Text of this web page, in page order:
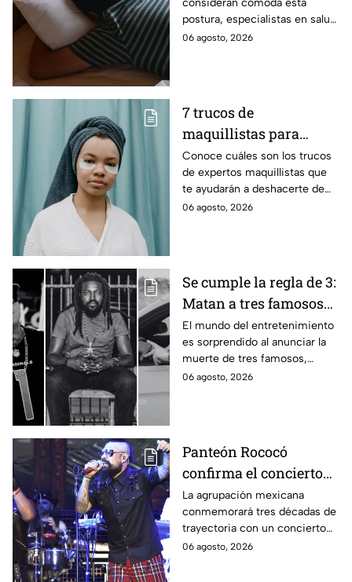
consideran cómoda esta
postura, especialistas en salud
advierten que dormir boca
las recomendaciones para
descansar mejor.
06 agosto, 2026
7 trucos de
maquillistas para
desinflamar las bolsas
de los ojos en menos de
5 minutos
Conoce cuáles son los trucos
de expertos maquillistas que
te ayudarán a deshacerte de
las bolsas de los ojos de
06 agosto, 2026
Se cumple la regla de 3:
Matan a tres famosos
en la semana del 31 de
julio al 4 de agosto del
2026
El mundo del entretenimiento
es sorprendido al anunciar la
muerte de tres famosos,
quienes les quitaron la vida,
06 agosto, 2026
Panteón Rococó
confirma el concierto
más importante de su
trayectoria por sus 30
años: fecha, lugar y
costo
La agrupación mexicana
conmemorará tres décadas de
trayectoria con un concierto
especial y esto es todo lo que
06 agosto, 2026